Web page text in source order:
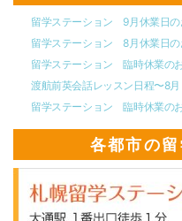
留学ステーション 9月休業日の
留学ステーション 8月休業日の
留学ステーション 臨時休業の
渡航前英会話レッスン日程〜8
留学ステーション 臨時休業の
各都市の